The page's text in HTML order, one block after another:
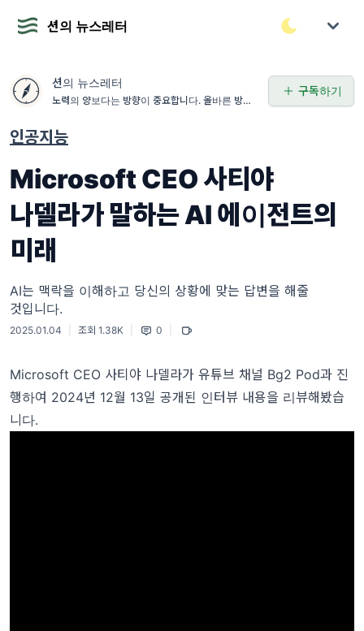
션의 뉴스레터
션의 뉴스레터
노력의 양보다는 방향이 중요합니다. 올바른 방향을
구독하기
인공지능
Microsoft CEO 사티야
나델라가 말하는 AI 에이전트의
미래
AI는 맥락을 이해하고 당신의 상황에 맞는 답변을 해줄
것입니다.
2025.01.04 조회 1.38K 0
Microsoft CEO 사티야 나델라가 유튜브 채널 Bg2 Pod과 진
행하여 2024년 12월 13일 공개된 인터뷰 내용을 리뷰해봤습
니다.